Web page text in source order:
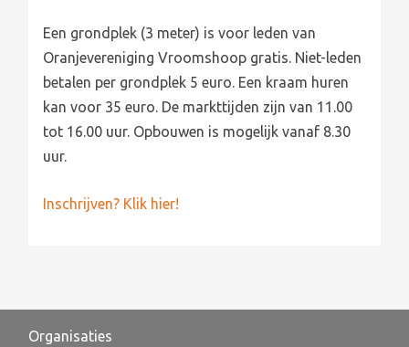
Een grondplek (3 meter) is voor leden van
Oranjevereniging Vroomshoop gratis. Niet-leden
betalen per grondplek 5 euro. Een kraam huren
kan voor 35 euro. De markttijden zijn van 11.00
tot 16.00 uur. Opbouwen is mogelijk vanaf 8.30
uur.
Inschrijven? Klik hier!
Organisaties